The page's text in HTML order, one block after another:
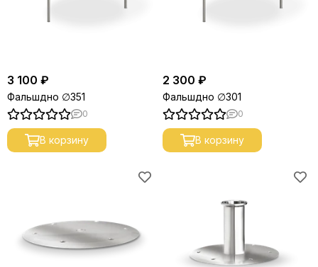
3 100 ₽
Фальшдно ∅351
0
В корзину
2 300 ₽
Фальшдно ∅301
0
В корзину